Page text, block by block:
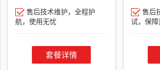
售后技术维护，全程护
航，使用无忧
套餐详情
售后
试，保